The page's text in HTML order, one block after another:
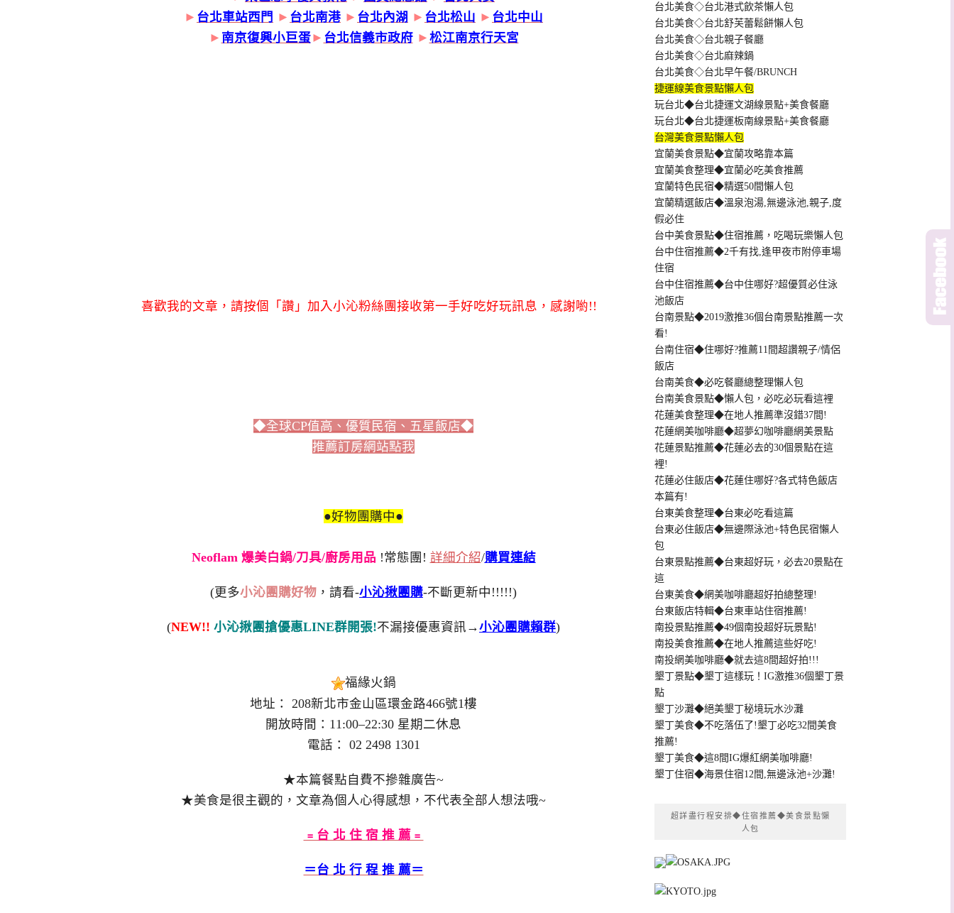
► 台北車站西門 ► 台北南港 ► 台北內湖 ► 台北松山 ► 台北中山
► 南京復興小巨蛋► 台北信義市政府► 松江南京行天宮
喜歡我的文章，請按個「讚」加入小沁粉絲團接收第一手好吃好玩訊息，感謝喲!!
◆全球CP值高、優質民宿、五星飯店◆
推薦訂房網站點我
●好物團購中●
Neoflam 爆美白鍋/刀具/廚房用品 !常態團! 詳細介紹/購買連結
(更多小沁團購好物 ，請看-小沁揪團購-不斷更新中!!!!!)
(NEW!! 小沁揪團搶優惠LINE群開張!不漏接優惠資訊→小沁團購賴群)
福緣火鍋
地址： 208新北市金山區環金路466號1樓
開放時間：11:00–22:30 星期二休息
電話： 02 2498 1301
★本篇餐點自費不摻雜廣告~
★美食是很主觀的，文章為個人心得感想，不代表全部人想法哦~
﹦台 北 住 宿 推 薦﹦
＝台 北 行 程 推 薦＝
台北美食◇台北港式飲茶懶人包
台北美食◇台北舒芙蕾鬆餅懶人包
台北美食◇台北親子餐廳
台北美食◇台北麻辣鍋
台北美食◇台北早午餐/BRUNCH
捷運線美食景點懶人包
玩台北◆台北捷運文湖線景點+美食餐廳
玩台北◆台北捷運板南線景點+美食餐廳
台灣美食景點懶人包
宜蘭美食景點◆宜蘭攻略靠本篇
宜蘭美食整理◆宜蘭必吃美食推薦
宜蘭特色民宿◆精選50間懶人包
宜蘭精選飯店◆溫泉泡湯,無邊泳池,親子,度
假必住
台中美食景點◆住宿推薦，吃喝玩樂懶人包
台中住宿推薦◆2千有找,逢甲夜市附停車場
住宿
台中住宿推薦◆台中住哪好?超優質必住泳
池飯店
台南景點◆2019激推36個台南景點推薦一次
看!
台南住宿◆住哪好?推薦11間超讚親子/情侶
飯店
台南美食◆必吃餐廳總整理懶人包
台南美食景點◆懶人包，必吃必玩看這裡
花蓮美食整理◆在地人推薦準沒錯37間!
花蓮網美咖啡廳◆超夢幻咖啡廳網美景點
花蓮景點推薦◆花蓮必去的30個景點在這
裡!
花蓮必住飯店◆花蓮住哪好?各式特色飯店
本篇有!
台東美食整理◆台東必吃看這篇
台東必住飯店◆無邊際泳池+特色民宿懶人
包
台東景點推薦◆台東超好玩，必去20景點在
這
台東美食◆網美咖啡廳超好拍總整理!
台東飯店特輯◆台東車站住宿推薦!
南投景點推薦◆49個南投超好玩景點!
南投美食推薦◆在地人推薦這些好吃!
南投網美咖啡廳◆就去這8間超好拍!!!
墾丁景點◆墾丁這樣玩！IG激推36個墾丁景
點
墾丁沙灘◆絕美墾丁秘境玩水沙灘
墾丁美食◆不吃落伍了!墾丁必吃32間美食
推薦!
墾丁美食◆這8間IG爆紅網美咖啡廳!
墾丁住宿◆海景住宿12間,無邊泳池+沙灘!
超詳盡行程安排◆住宿推薦◆美食景點懶
人包